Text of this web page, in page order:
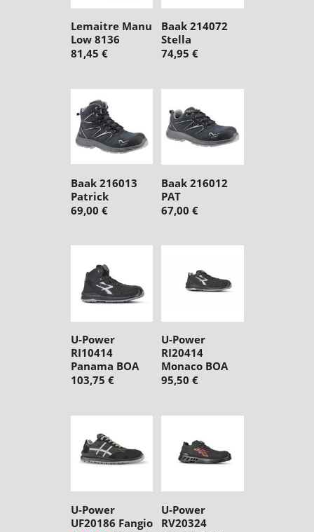
Lemaitre Manu
Low 8136
81,45 €
Baak 214072
Stella
74,95 €
Baak 216013
Patrick
69,00 €
Baak 216012
PAT
67,00 €
U-Power
RI10414
Panama BOA
103,75 €
U-Power
RI20414
Monaco BOA
95,50 €
U-Power
UF20186 Fangio
U-Power
RV20324